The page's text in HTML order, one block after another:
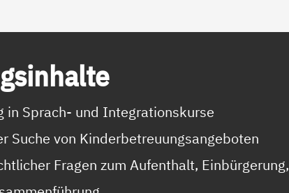
in Sprach- und Integrationskurse
Suche von Kinderbetreuungsangeboten
Fragen zum Aufenthalt, Einbürgerung,